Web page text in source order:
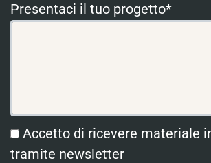
Presentaci il tuo progetto*
Accetto di ricevere materiale
tramite newsletter